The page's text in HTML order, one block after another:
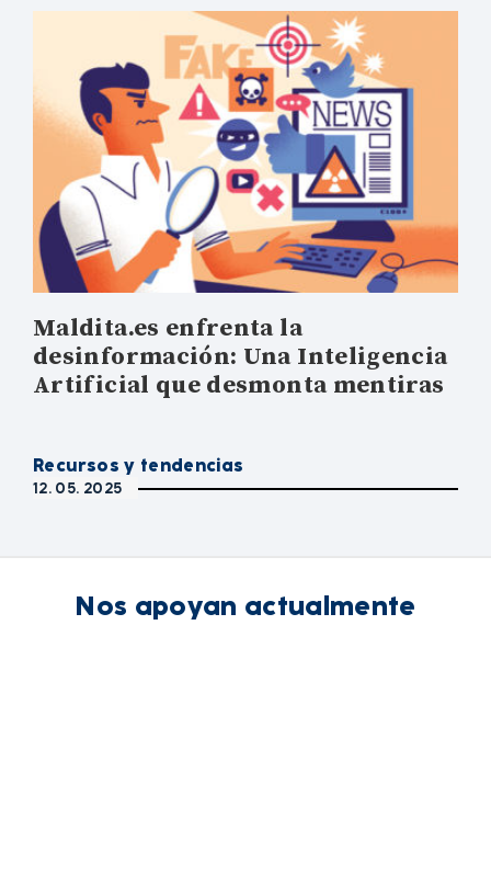
Maldita.es enfrenta la
desinformación: Una Inteligencia
Artificial que desmonta mentiras
Recursos y tendencias
12. 05. 2025
Nos apoyan actualmente